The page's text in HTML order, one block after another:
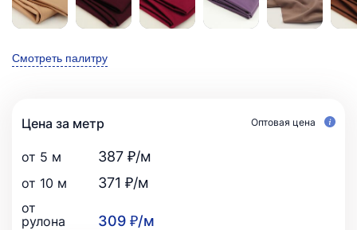
Смотреть палитру
Цена за метр Оптовая цена
от 5 м 387 ₽/м
от 10 м 371 ₽/м
от
рулона
309 ₽/м